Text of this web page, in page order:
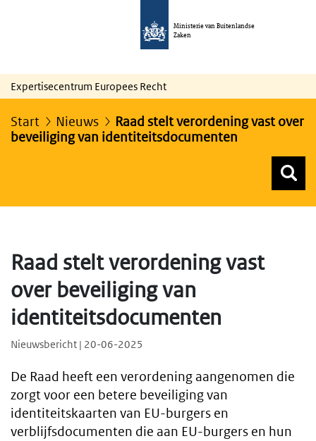
Ministerie van Buitenlandse
Zaken
Expertisecentrum Europees Recht
Start Nieuws
Raad stelt verordening vast over
beveiliging van identiteitsdocumenten
Raad stelt verordening vast
over beveiliging van
identiteitsdocumenten
Nieuwsbericht | 20-06-2025
De Raad heeft een verordening aangenomen die
zorgt voor een betere beveiliging van
identiteitskaarten van EU-burgers en
verblijfsdocumenten die aan EU-burgers en hun